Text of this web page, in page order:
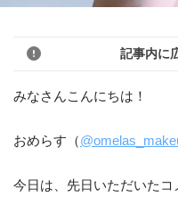
記事内に
みなさんこんにちは！
おめらす（
今日は、先日いただいたコ